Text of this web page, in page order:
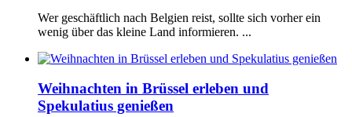
Wer geschäftlich nach Belgien reist, sollte sich vorher ein
wenig über das kleine Land informieren. ...
Weihnachten in Brüssel erleben und
Spekulatius genießen